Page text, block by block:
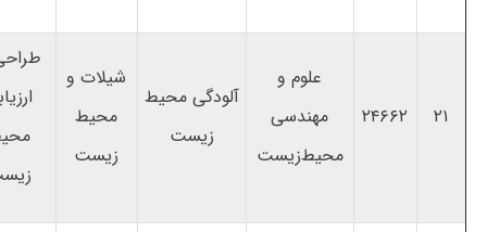
۲۱ ۲۴۶۶۲
علوم و
مهندسی
محیط‌زیست
آلودگی‌ محیط
زیست
شیلات و
محیط
زیست